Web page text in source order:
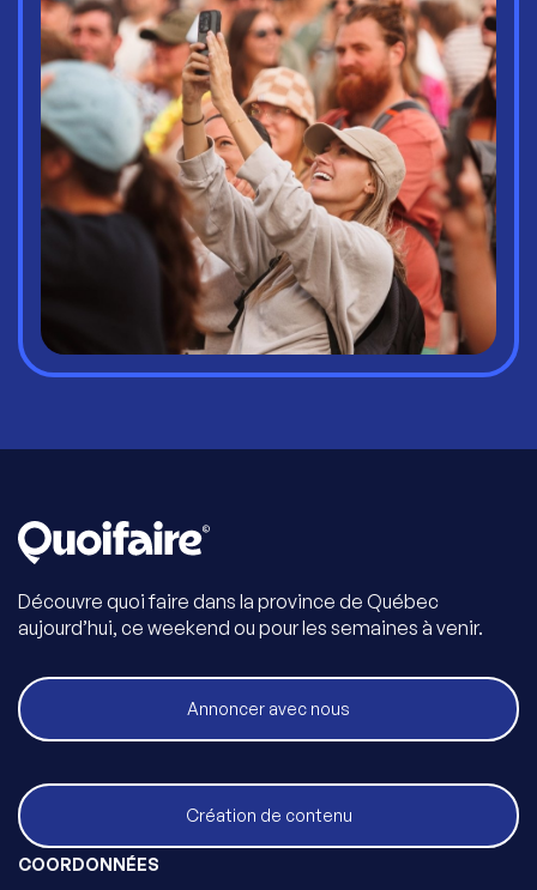
Découvre quoi faire dans la province de Québec
aujourd’hui, ce weekend ou pour les semaines à venir.
Annoncer avec nous
Création de contenu
COORDONNÉES